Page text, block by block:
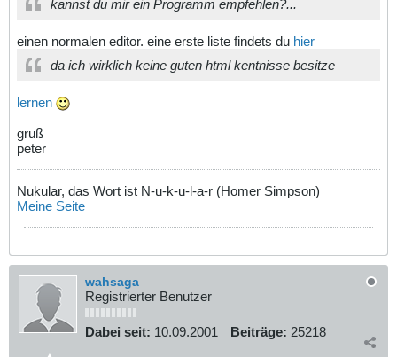
kannst du mir ein Programm empfehlen?...
einen normalen editor. eine erste liste findets du hier
da ich wirklich keine guten html kentnisse besitze
lernen
gruß
peter
Nukular, das Wort ist N-u-k-u-l-a-r (Homer Simpson)
Meine Seite
wahsaga
Registrierter Benutzer
Dabei seit: 10.09.2001 Beiträge: 25218